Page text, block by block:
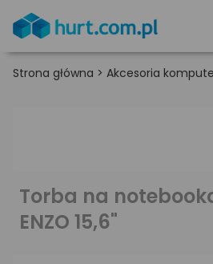
Strona główna > Akcesoria
Torba na
ENZO 15,6"